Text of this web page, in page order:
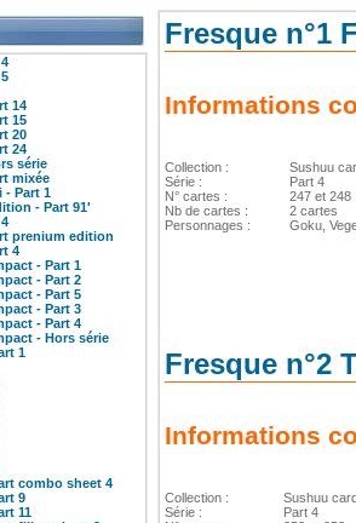
14
15
20
24
série
mixée
- Part 1
- Part 91'
prenium edition
4
- Part 1
- Part 2
- Part 5
- Part 3
- Part 4
- Hors série
1
combo sheet 4
9
11
Fresque n°1
Informations
Collection :
Série :
N° cartes :
Nb de cartes :
Personnages :
Sushuu
Part 4
247 et 248
2 cartes
Goku,
Fresque n°2
Informations
Collection :
Série :
Sushuu
Part 4